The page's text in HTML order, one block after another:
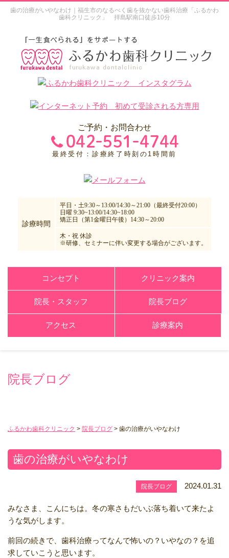
歯の治療がいやなわけ｜福生市のなるべく歯を抜かない歯科治療「ふるかわ
歯科クリニック」 拝島駅南口徒歩10分
ご予約・お問合わせ
最終受付：診療終了時刻の1時間前
診療時間
平日・土9:30～13:00/14:30～21:00（最終受付20:00）
日曜 9:30~13:00/14:30~18:00
矯正日（第1金曜日午後）14:30～20:00
木・祝 休診
※研修、セミナーに伴い変更する場合がございます。
コンセプト クリニック案内
院長・スタッフ 院長ブログ
アクセス 診療案内
院長ブログ
ふるかわ歯科クリニック > 院長ブログ > 歯の治療がいやなわけ
歯の治療がいやなわけ
院長ブログ 2024.01.31
みなさま、こんにちは。冬の寒さもだいぶ落ち着いて来たよ
うな気がします。
前回の続きで、歯科治療ってなんで怖いの？いやなの？を追
求していこうと思います。